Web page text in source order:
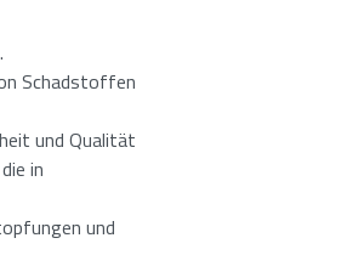
ein.
Schadstoffen
und Qualität
in
und